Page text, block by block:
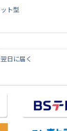
ト型
日に届く